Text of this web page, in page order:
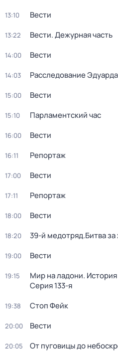
13:10 Вести
13:22 Вести. Дежурная часть
14:00 Вести
14:03 Расследование
15:00 Вести
15:10 Парламентский час
16:00 Вести
16:11 Репортаж
17:00 Вести
17:11 Репортаж
18:00 Вести
18:20 39-й медотряд.Битва
19:00 Вести
19:15 Мир на ладони.
Серия 133-я
19:38 Стоп Фейк
20:00 Вести
20:05 От пуговицы до